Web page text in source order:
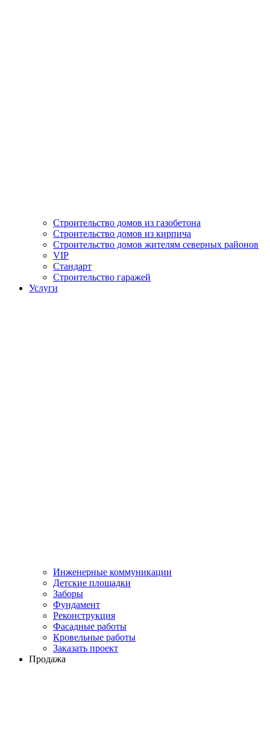
Строительство домов из газобетона
Строительство домов из кирпича
Строительство домов жителям северных районов
VIP
Стандарт
Строительство гаражей
Услуги
Инженерные коммуникации
Детские площадки
Заборы
Фундамент
Реконструкция
Фасадные работы
Кровельные работы
Заказать проект
Продажа